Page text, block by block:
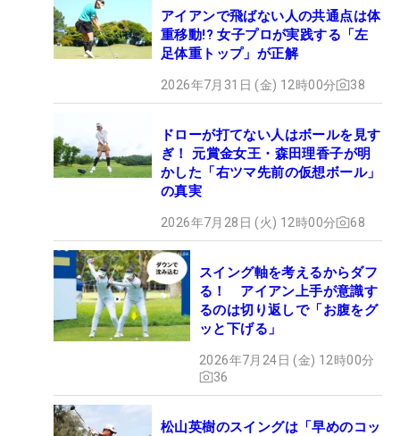
アイアンで飛ばない人の共通点は体
重移動!? 女子プロが実践する「左
足体重トップ」が正解
2026年7月31日 (金) 12時00分 38
ドローが打てない人はボールを見す
ぎ！ 元賞金女王・森田理香子が明
かした「右ツマ先前の仮想ボール」
の真実
2026年7月28日 (火) 12時00分 68
スイング軸を考えるからダフ
る！ アイアン上手が意識す
るのは切り返しで「お腹をグ
ッと下げる」
2026年7月24日 (金) 12時00分
36
松山英樹のスイングは「早めのコッ